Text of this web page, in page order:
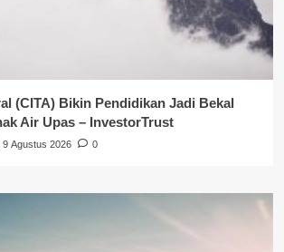
(CITA) Bikin Pendidikan Jadi Bekal
Air Upas – InvestorTrust
9 Agustus 2026 0